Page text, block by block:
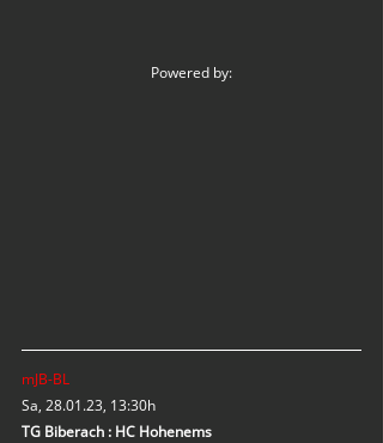
Powered by:
mJB-BL
Sa, 28.01.23, 13:30h
TG Biberach : HC Hohenems